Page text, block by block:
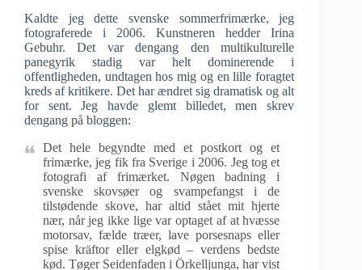
Kaldte jeg dette svenske sommerfrimærke, jeg
fotograferede i 2006. Kunstneren hedder Irina
Gebuhr. Det var dengang den multikulturelle
panegyrik stadig var helt dominerende i
offentligheden, undtagen hos mig og en lille foragtet
kreds af kritikere. Det har ændret sig dramatisk og alt
for sent. Jeg havde glemt billedet, men skrev
dengang på bloggen:
Det hele begyndte med et postkort og et
frimærke, jeg fik fra Sverige i 2006. Jeg tog et
fotografi af frimærket. Nøgen badning i
svenske skovsøer og svampefangst i de
tilstødende skove, har altid stået mit hjerte
nær, når jeg ikke lige var optaget af at hvæsse
motorsav, fælde træer, lave porsesnaps eller
spise kräftor eller elgkød – verdens bedste
kød. Tøger Seidenfaden i Örkelljunga, har vist